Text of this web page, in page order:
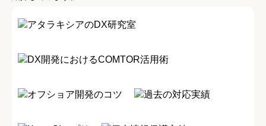
アタラキシアのDX研究室
DX開発におけるCOMTOR活用術
オフショア開発のコツ 過去の対応実績